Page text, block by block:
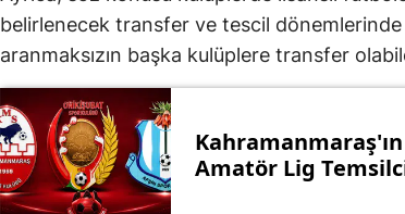
belirlenecek transfer ve tescil
aranmaksızın başka kulüplere transfer
Amatör Lig